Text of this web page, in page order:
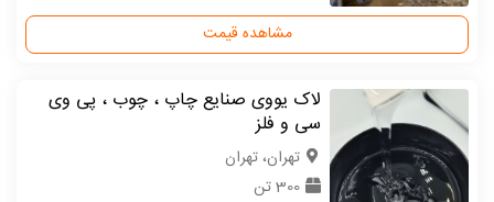
مشاهده قیمت
لاک یووی صنایع چاپ ، چوب ، پی وی
سی و فلز
تهران، تهران
300 تن